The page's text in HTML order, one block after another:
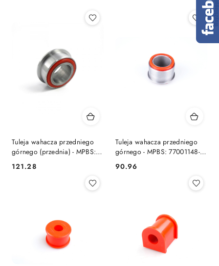
Tuleja wahacza przedniego
górnego (przednia) - MPBS:
77001148
Cena:
121.28
Tuleja wahacza przedniego
górnego - MPBS: 77001148-
57
Cena:
90.96